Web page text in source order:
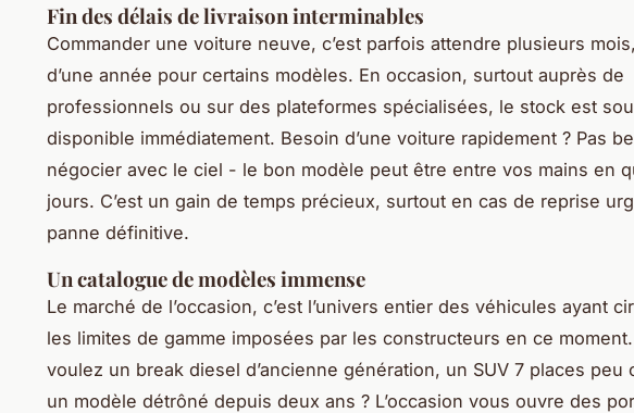
Fin des délais de livraison interminables
Commander une voiture neuve, c’est parfois attendre plusieurs
d’une année pour certains modèles. En occasion, surtout auprès de
professionnels ou sur des plateformes spécialisées, le stock est
disponible immédiatement. Besoin d’une voiture rapidement ? Pas
négocier avec le ciel - le bon modèle peut être entre vos mains en
jours. C’est un gain de temps précieux, surtout en cas de reprise
panne définitive.
Un catalogue de modèles immense
Le marché de l’occasion, c’est l’univers entier des véhicules ayant
les limites de gamme imposées par les constructeurs en ce
voulez un break diesel d’ancienne génération, un SUV 7 places peu
un modèle détrôné depuis deux ans ? L’occasion vous ouvre des